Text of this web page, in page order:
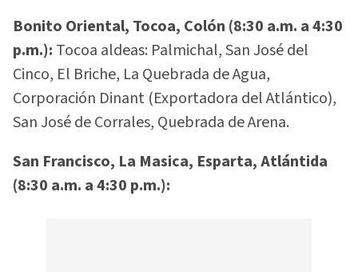
Bonito Oriental, Tocoa, Colón (8:30 a.m. a 4:30
p.m.): Tocoa aldeas: Palmichal, San José del
Cinco, El Briche, La Quebrada de Agua,
Corporación Dinant (Exportadora del Atlántico),
San José de Corrales, Quebrada de Arena.
San Francisco, La Masica, Esparta, Atlántida
(8:30 a.m. a 4:30 p.m.):